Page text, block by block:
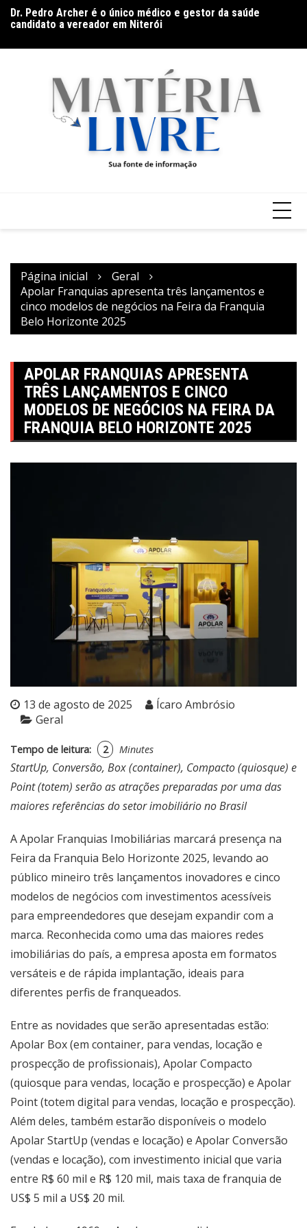
para
conteúdo
Dr. Pedro Archer é o único médico e gestor da saúde
candidato a vereador em Niterói
Página inicial
Geral
Apolar Franquias apresenta três lançamentos e
cinco modelos de negócios na Feira da Franquia
Belo Horizonte 2025
APOLAR FRANQUIAS APRESENTA
TRÊS LANÇAMENTOS E CINCO
MODELOS DE NEGÓCIOS NA FEIRA DA
FRANQUIA BELO HORIZONTE 2025
13 de agosto de 2025
Ícaro Ambrósio
Geral
Tempo de leitura: 2 Minutes
StartUp, Conversão, Box (container), Compacto (quiosque) e
Point (totem) serão as atrações preparadas por uma das
maiores referências do setor imobiliário no Brasil
A Apolar Franquias Imobiliárias marcará presença na
Feira da Franquia Belo Horizonte 2025, levando ao
público mineiro três lançamentos inovadores e cinco
modelos de negócios com investimentos acessíveis
para empreendedores que desejam expandir com a
marca. Reconhecida como uma das maiores redes
imobiliárias do país, a empresa aposta em formatos
versáteis e de rápida implantação, ideais para
diferentes perfis de franqueados.
Entre as novidades que serão apresentadas estão:
Apolar Box (em container, para vendas, locação e
prospecção de profissionais), Apolar Compacto
(quiosque para vendas, locação e prospecção) e Apolar
Point (totem digital para vendas, locação e prospecção).
Além deles, também estarão disponíveis o modelo
Apolar StartUp (vendas e locação) e Apolar Conversão
(vendas e locação), com investimento inicial que varia
entre R$ 60 mil e R$ 120 mil, mais taxa de franquia de
US$ 5 mil a US$ 20 mil.